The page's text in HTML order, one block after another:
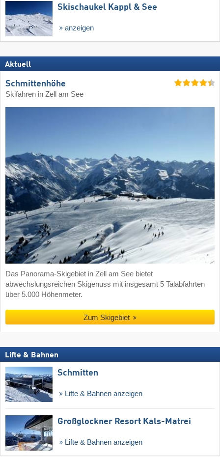
Skischaukel Kappl & See
anzeigen
Aktuell
Schmittenhöhe
Skifahren in Zell am See
Das Panorama-Skigebiet in Zell am See bietet
abwechslungsreichen Skigenuss mit insgesamt 5 Talabfahrten
über 5.000 Höhenmeter.
Zum Skigebiet
Lifte & Bahnen
Schmitten
Lifte & Bahnen anzeigen
Großglockner Resort Kals-Matrei
Lifte & Bahnen anzeigen